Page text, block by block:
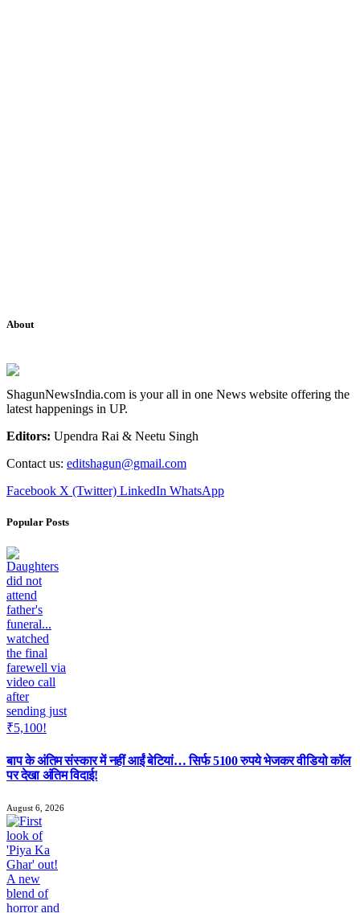
About
ShagunNewsIndia.com is your all in one News website offering the
latest happenings in UP.
Editors: Upendra Rai & Neetu Singh
Contact us: editshagun@gmail.com
Facebook X (Twitter) LinkedIn WhatsApp
Popular Posts
बाप के अंतिम संस्कार में नहीं आईं बेटियां… सिर्फ 5100 रुपये भेजकर वीडियो कॉल
पर देखा अंतिम विदाई!
August 6, 2026